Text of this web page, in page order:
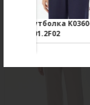
K0360-